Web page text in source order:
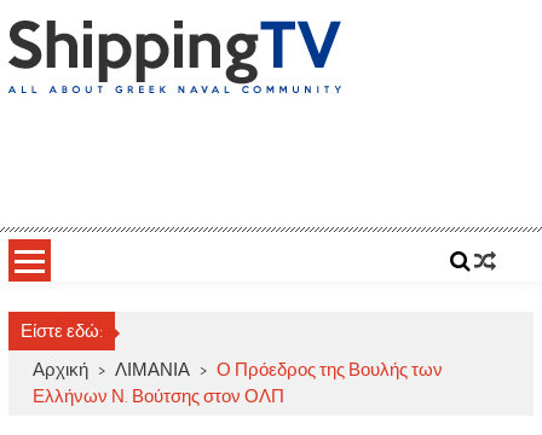
to
content
Είστε εδώ:
Αρχική > ΛΙΜΑΝΙΑ > Ο Πρόεδρος της Βουλής των
Ελλήνων Ν. Βούτσης στον ΟΛΠ